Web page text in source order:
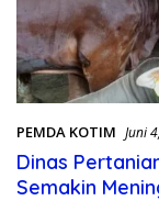
PEMDA KOTIM Juni
Dinas
Semakin